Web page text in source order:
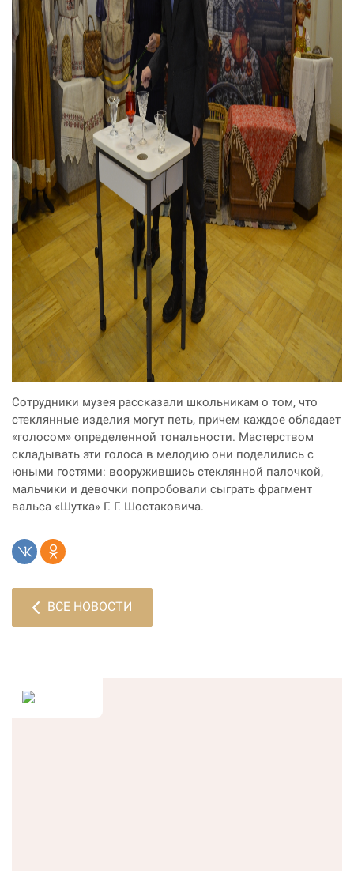
Сотрудники музея рассказали школьникам о том, что
стеклянные изделия могут петь, причем каждое обладает
«голосом» определенной тональности. Мастерством
складывать эти голоса в мелодию они поделились с
юными гостями: вооружившись стеклянной палочкой,
мальчики и девочки попробовали сыграть фрагмент
вальса «Шутка» Г. Г. Шостаковича.
ВСЕ НОВОСТИ